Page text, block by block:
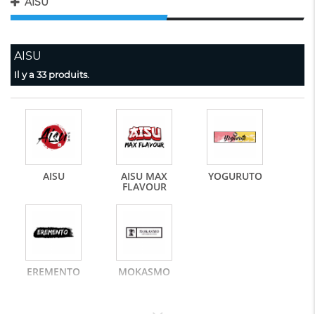
AISU
Il y a 33 produits.
AISU AISU MAX
FLAVOUR
YOGURUTO
EREMENTO MOKASMO